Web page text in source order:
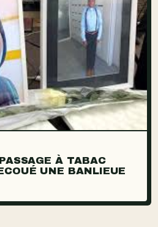
À TABAC
UNE BANLIEUE